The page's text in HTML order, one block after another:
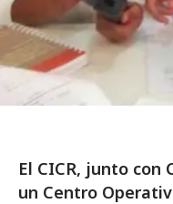
El CICR, junto con
un Centro